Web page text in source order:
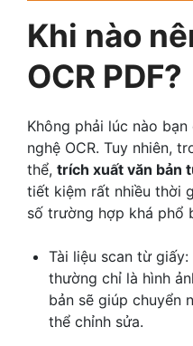
Khi nào
OCR PDF?
Không phải lúc nào
nghệ OCR. Tuy nhiên,
thể, trích xuất văn bản
tiết kiệm rất nhiều thời
số trường hợp khá phổ
Tài liệu scan từ
thường chỉ là hình
bản sẽ giúp chuyển
thể chỉnh sửa.